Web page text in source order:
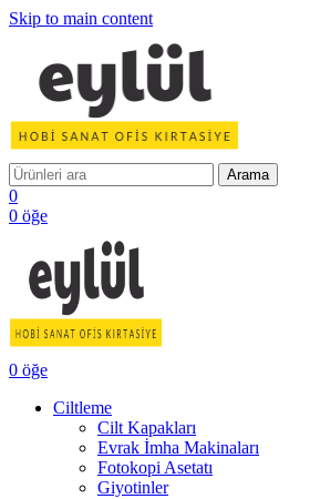
Skip to main content
Arama
0
0 öğe
0 öğe
Ciltleme
Cilt Kapakları
Evrak İmha Makinaları
Fotokopi Asetatı
Giyotinler